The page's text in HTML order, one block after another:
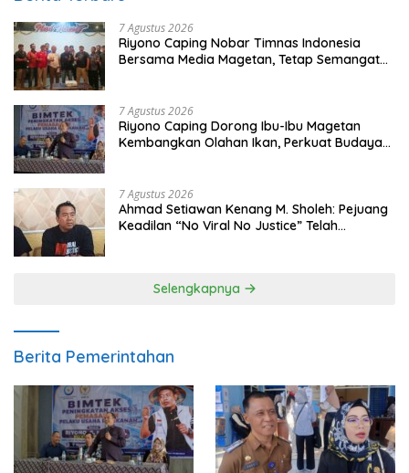
7 Agustus 2026
Riyono Caping Nobar Timnas Indonesia
Bersama Media Magetan, Tetap Semangat
7 Agustus 2026
Riyono Caping Dorong Ibu-Ibu Magetan
Kembangkan Olahan Ikan, Perkuat Budaya
7 Agustus 2026
Ahmad Setiawan Kenang M. Sholeh: Pejuang
Keadilan “No Viral No Justice” Telah
Selengkapnya
Berita Pemerintahan